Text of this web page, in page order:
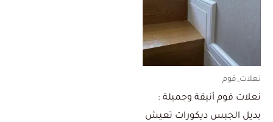
نعلات_فوم
نعلات فوم أنيقة وجميلة :
بديل الجبس ديكورات تعيش